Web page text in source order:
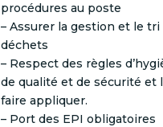
procédures au poste
– Assurer la gestion et le tri
déchets
– Respect des règles
de qualité et de sécurité et
faire appliquer.
– Port des EPI obligatoires